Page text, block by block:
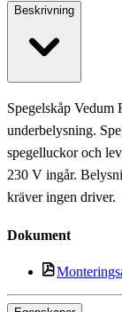
Beskrivning
Spegelskåp Vedum
underbelysning.
spegelluckor och
230 V ingår.
kräver ingen driver.
Dokument